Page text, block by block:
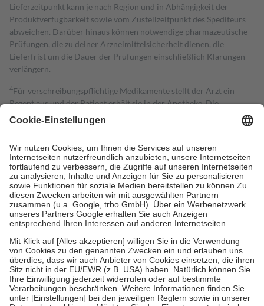
Lieferzeitpunkt kann je nach Region und in Abhängigkeit der
Produktverfügbarkeit sowie vom Zustellzeitpunkt des Spediteurs
abweichen. Darüber hinaus können notwendige pharmazeutische
Prüfungen, die zu deiner Arzneimittelsicherheit dienen, die
Lieferfrist um die Dauer der Prüfungen einschließlich Klärungen
verlängern.
4Für verschreibungspflichtige Medikamente stellt der Arzt ein
Rezept aus und der Patient erhält sie in der Apotheke. Die
gesetzliche Krankenversicherung übernimmt in der Regel die
Kosten dafür, der Versicherte trägt einen Teil davon als Zuzahlung
Grundsätzlich leisten Mitglieder Zuzahlungen in Höhe von zehn
Prozent des Abgabepreises,mindestens jedochfünf Euround
höchstens zehn Euro.Es sind jedoch nie mehr als die tatsächlichen
Kosten der Leistung zu entrichten.
Diese Regeln gelten grundsätzlich auch für Online-Apotheken.
Bei Heilmitteln und häuslicher Krankenpflege beträgt die
Zuzahlung zehn Prozent der Kosten sowie zehn Euro je
Verordnung.
Um das Engagement der Versicherten für ihre eigene Gesundheit zu
stärken und die besondere Stellung der Familie zu unterstützen,
fallenkeine Zuzahlungenan bei:
• Kindern und Jugendlichen bis zum vollendeten 18. Lebensjahr
mit Ausnahme der Fahrkosten